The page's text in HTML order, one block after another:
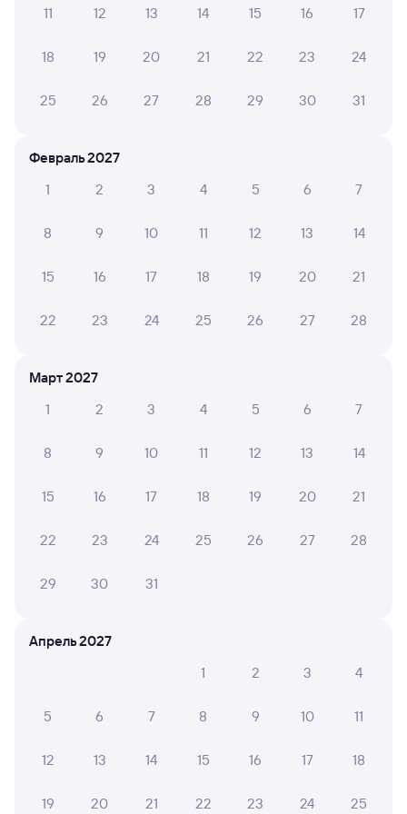
А ещё здесь можно найти
Обратные билеты из Высокогорной
в Волочаевку-2
Купить билеты на поезд Волочаевка-2
11 12 13 14 15 16 17
18 19 20 21 22 23 24
25 26 27 28 29 30 31
Февраль 2027
1
2 3 4 5 6 7
8 9 10 11 12 13 14
15 16 17 18 19 20 21
22 23 24 25 26 27 28
Март 2027
1
2 3 4 5 6 7
8 9 10 11 12 13 14
15 16 17 18 19 20 21
22 23 24 25 26 27 28
29 30 31
Апрель 2027
1
2 3 4
5 6 7 8 9 10 11
12 13 14 15 16 17 18
19 20 21 22 23 24 25